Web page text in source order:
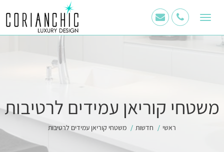
Toggle
navigation
קוריאן
שיק
בוואטסאפ
משטחי קוריאן עמידים לרטיבות
ראשי חדשות משטחי קוריאן עמידים לרטיבות